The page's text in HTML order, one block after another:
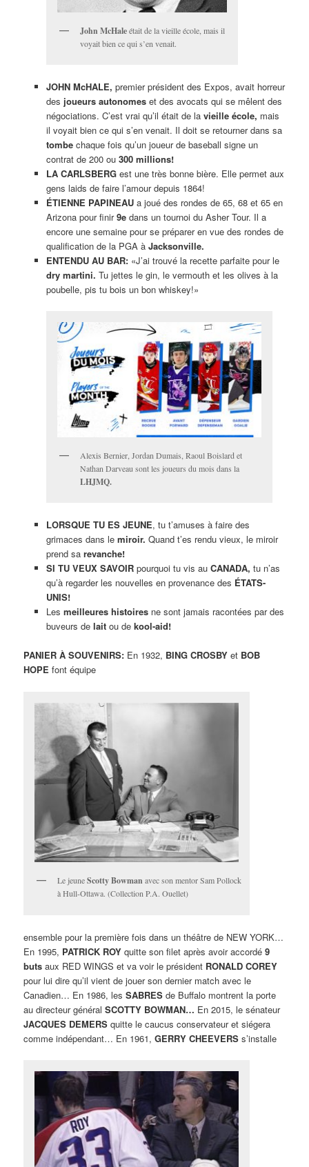
John McHaleétait de la vieille école, mais il
voyait bien ce qui s’en venait.
JOHN McHALE, premier président des Expos, avait horreur
des joueurs autonomeset des avocats qui se mêlent des
négociations. C’est vrai qu’il était de la vieille école, mais
il voyait bien ce qui s’en venait. Il doit se retourner dans sa
tombechaque fois qu’un joueur de baseball signe un
contrat de 200 ou 300 millions!
LA CARLSBERG est une très bonne bière. Elle permet aux
gens laids de faire l’amour depuis 1864!
ÉTIENNE PAPINEAU a joué des rondes de 65, 68 et 65 en
Arizona pour finir9edans un tournoi du Asher Tour. Il a
encore une semaine pour se préparer en vue des rondes de
qualification de la PGA à Jacksonville.
ENTENDU AU BAR:«J’ai trouvé la recette parfaite pour le
dry martini. Tu jettes le gin, le vermouth et les olives à la
poubelle, pis tu bois un bon whiskey!»
Alexis Bernier, Jordan Dumais, Raoul Boislard et
Nathan Darveau sont les joueurs du mois dans la
LHJMQ.
LORSQUE TU ES JEUNE, tu t’amuses à faire des
grimaces dans le miroir. Quand t’es rendu vieux, le miroir
prend sa revanche!
SI TU VEUX SAVOIR pourquoi tu vis au CANADA, tu n’as
qu’à regarder les nouvelles en provenance des ÉTATS-
UNIS!
Les meilleures histoiresne sont jamais racontées par des
buveurs de laitou de kool-aid!
PANIER À SOUVENIRS: En 1932, BING CROSBY et BOB
HOPE font équipe
Le jeuneScotty Bowman avec son mentor Sam Pollock
à Hull-Ottawa. (Collection P.A. Ouellet)
ensemble pour la première fois dans un théâtre de NEW YORK…
En 1995, PATRICK ROY quitte son filet après avoir accordé9
buts aux RED WINGS et va voir le président RONALD COREY
pour lui dire qu’il vient de jouer son dernier match avec le
Canadien… En 1986, lesSABRES de Buffalo montrent la porte
au directeur généralSCOTTY BOWMAN… En 2015, le sénateur
JACQUES DEMERS quitte le caucus conservateur et siégera
comme indépendant… En 1961,GERRY CHEEVERS s’installe